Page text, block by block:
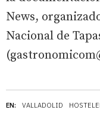
EN: VALLADOLID
News,
Nacional de